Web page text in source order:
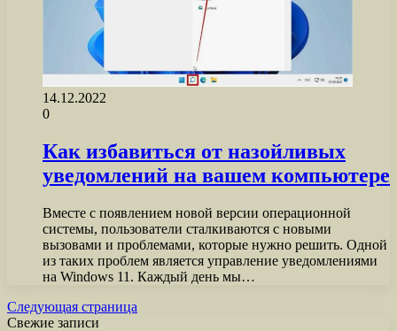
14.12.2022
0
Как избавиться от назойливых
уведомлений на вашем компьютере
Вместе с появлением новой версии операционной
системы, пользователи сталкиваются с новыми
вызовами и проблемами, которые нужно решить. Одной
из таких проблем является управление уведомлениями
на Windows 11. Каждый день мы…
Следующая страница
Свежие записи